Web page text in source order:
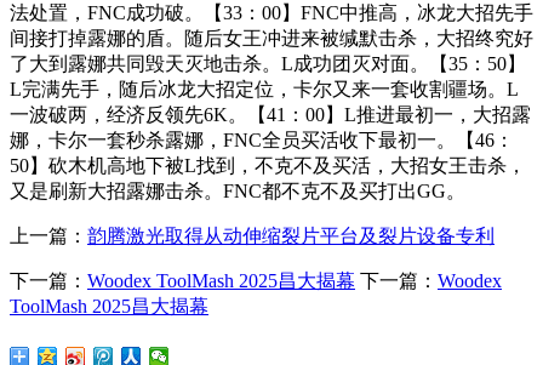
法处置，FNC成功破。【33：00】FNC中推高，冰龙大招先手
间接打掉露娜的盾。随后女王冲进来被缄默击杀，大招终究好
了大到露娜共同毁天灭地击杀。L成功团灭对面。【35：50】
L完满先手，随后冰龙大招定位，卡尔又来一套收割疆场。L
一波破两，经济反领先6K。【41：00】L推进最初一，大招露
娜，卡尔一套秒杀露娜，FNC全员买活收下最初一。【46：
50】砍木机高地下被L找到，不克不及买活，大招女王击杀，
又是刷新大招露娜击杀。FNC都不克不及买打出GG。
上一篇： 韵腾激光取得从动伸缩裂片平台及裂片设备专利
下一篇： Woodex ToolMash 2025昌大揭幕 下一篇： Woodex
ToolMash 2025昌大揭幕